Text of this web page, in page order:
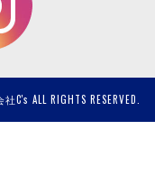
ALL RIGHTS RESERVED.